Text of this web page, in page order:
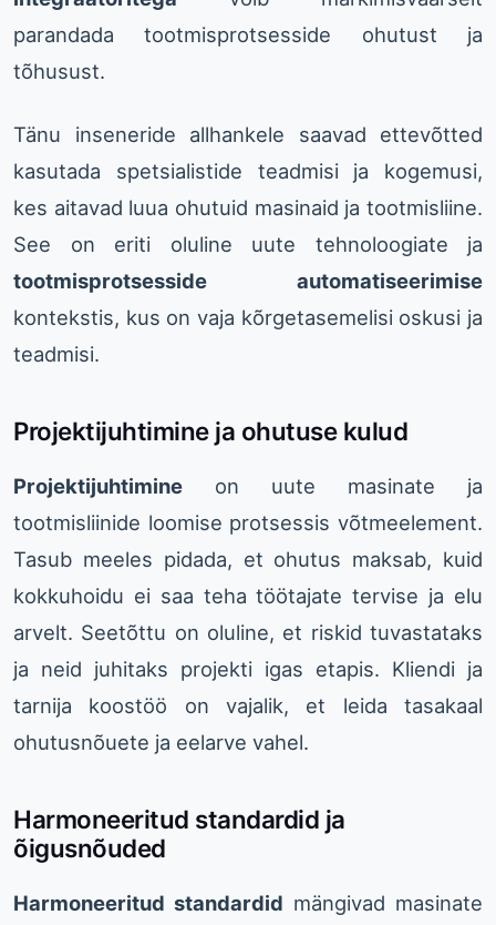
parandada tootmisprotsesside ohutust ja
tõhusust.
Tänu inseneride allhankele saavad ettevõtted
kasutada spetsialistide teadmisi ja kogemusi,
kes aitavad luua ohutuid masinaid ja tootmisliine.
See on eriti oluline uute tehnoloogiate ja
tootmisprotsesside automatiseerimise
kontekstis, kus on vaja kõrgetasemelisi oskusi ja
teadmisi.
Projektijuhtimine ja ohutuse kulud
Projektijuhtimine on uute masinate ja
tootmisliinide loomise protsessis võtmeelement.
Tasub meeles pidada, et ohutus maksab, kuid
kokkuhoidu ei saa teha töötajate tervise ja elu
arvelt. Seetõttu on oluline, et riskid tuvastataks
ja neid juhitaks projekti igas etapis. Kliendi ja
tarnija koostöö on vajalik, et leida tasakaal
ohutusnõuete ja eelarve vahel.
Harmoneeritud standardid ja
õigusnõuded
Harmoneeritud standardid mängivad masinate